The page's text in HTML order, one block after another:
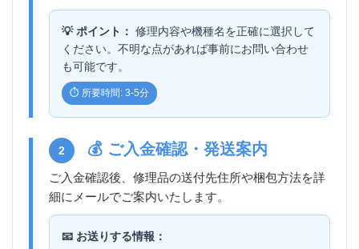
💡 ポイント： 修理内容や機種名を正確に選択して
ください。不明な点があれば事前にお問い合わせ
も可能です。
⏱️ 所要時間: 3-5分
2 💰 ご入金確認・発送案内
ご入金確認後、修理品の送付先住所や梱包方法を詳
細にメールでご案内いたします。
📧 お送りする情報：